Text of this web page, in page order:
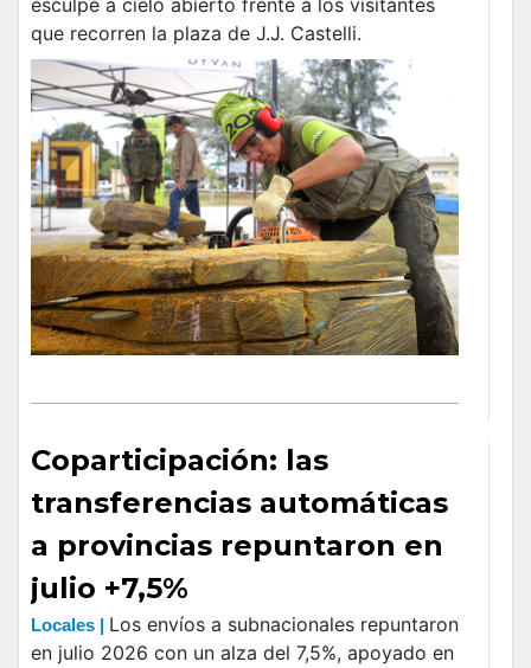
esculpe a cielo abierto frente a los visitantes
que recorren la plaza de J.J. Castelli.
Coparticipación: las
transferencias automáticas
a provincias repuntaron en
julio +7,5%
Locales | Los envíos a subnacionales repuntaron
en julio 2026 con un alza del 7,5%, apoyado en